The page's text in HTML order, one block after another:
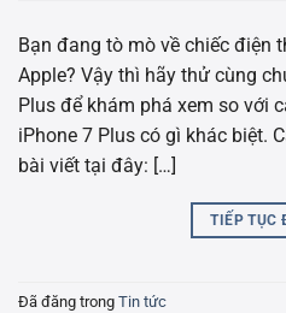
Bạn đang tò mò về chiếc điện
Apple? Vậy thì hãy thử cùng
Plus để khám phá xem so với
iPhone 7 Plus có gì khác biệt.
bài viết tại đây: […]
TIẾP TỤC
Đã đăng trong Tin tức